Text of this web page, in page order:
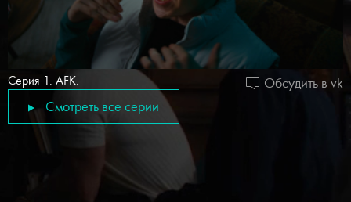
Серия 1. AFK.
Обсудить в vk
Смотреть все серии